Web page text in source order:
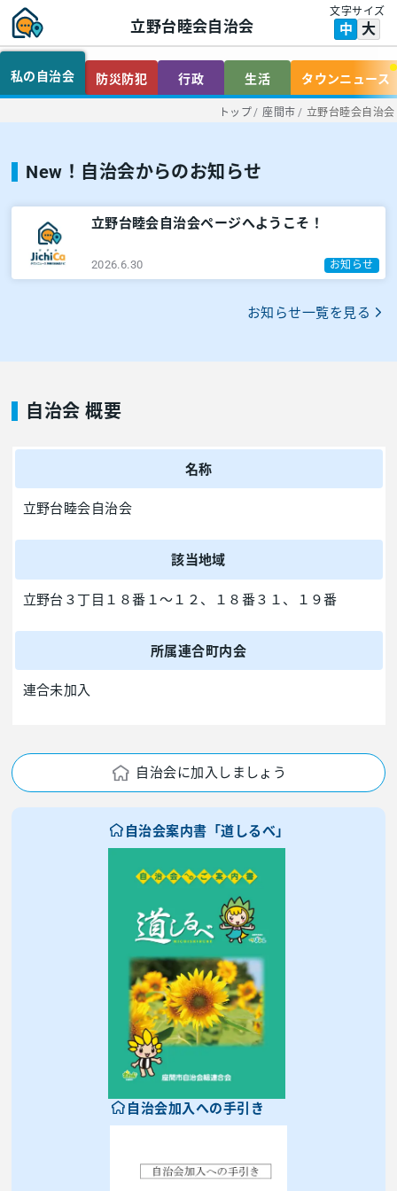
立野台睦会自治会
文字サイズ
中 大
私の自治会 防災防犯 行政 生活 タウンニュース
トップ / 座間市 / 立野台睦会自治会
New！自治会からのお知らせ
立野台睦会自治会ページへようこそ！
2026.6.30 お知らせ
お知らせ一覧を見る
自治会 概要
名称
立野台睦会自治会
該当地域
立野台３丁目１８番１～１２、１８番３１、１９番
所属連合町内会
連合未加入
自治会に加入しましょう
自治会案内書「道しるべ」
自治会加入への手引き